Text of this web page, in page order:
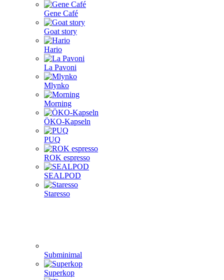
Gene Café
Goat story
Hario
La Pavoni
Mlynko
Morning
ÖKO-Kapseln
PUQ
ROK espresso
SEALPOD
Staresso
Subminimal
Superkop